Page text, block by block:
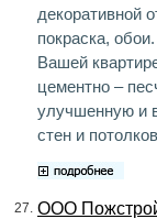
декоративной
покраска,
Вашей
цементно –
улучшенную и
стен и
27. ООО